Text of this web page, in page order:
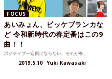
FOCUS
あいみょん、ビッケブランカな
ど 令和新時代の春定番はこの9
曲！！
ポジティブ一辺倒にならない。それが春。
2019.5.10 Yuki Kawasaki